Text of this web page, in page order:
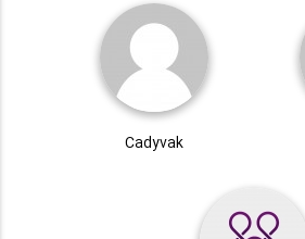
آموزش تحلیل پوش آور- پارت 6
Cadyvak